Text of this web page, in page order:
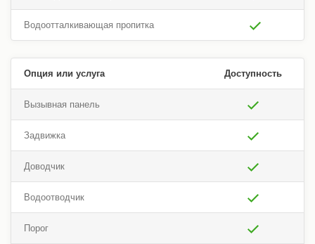
Водоотталкивающая пропитка
Опция или услуга Доступность
Вызывная панель
Задвижка
Доводчик
Водоотводчик
Порог